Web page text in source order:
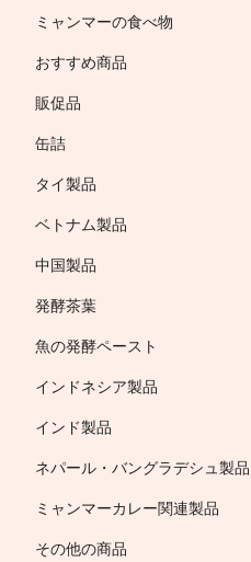
ミャンマーの食べ物
おすすめ商品
販促品
缶詰
タイ製品
ベトナム製品
中国製品
発酵茶葉
魚の発酵ペースト
インドネシア製品
インド製品
ネパール・バングラデシュ製品
ミャンマーカレー関連製品
その他の商品